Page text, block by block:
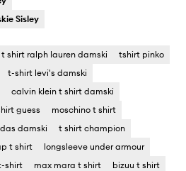
Sisley
t shirt ralph lauren damski
tshirt pinko
t-shirt levi's damski
calvin klein t shirt damski
guess
moschino t shirt
damski
t shirt champion
t shirt
longsleeve under armour
shirt max mara t shirt bizuu t shirt